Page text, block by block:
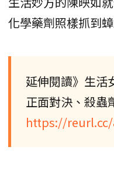
化學藥劑照樣抓到蟑
延伸閱讀》生活
正面對決、殺蟲
https://reurl.cc/